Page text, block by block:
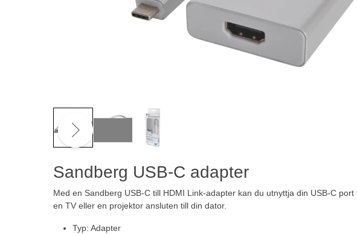
Sandberg USB-C adapter
Med en Sandberg USB-C till HDMI Link-adapter kan du utnyttja din USB-C port
en TV eller en projektor ansluten till din dator.
Typ: Adapter